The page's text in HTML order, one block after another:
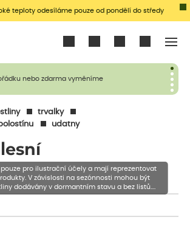
teploty odesíláme pouze od pondělí do středy
nebo zdarma vyměníme
trvalky
udatny
pouze pro ilustrační účely a mají reprezentovat
V závislosti na sezónnosti mohou být
dodávány v dormantním stavu a bez listů.
být také sestřiženy níže, než je uvedená výška,